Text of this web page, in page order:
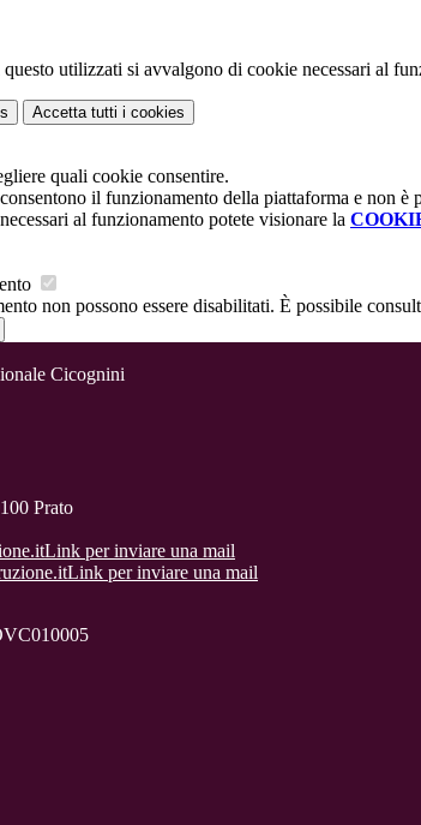
utilizzati si avvalgono di cookie necessari al
Accetta tutti i cookies
quali cookie consentire.
il funzionamento della piattaforma e non è
al funzionamento potete visionare la
non possono essere disabilitati. È possibile
Cicognini
Prato
Link per inviare una mail
Link per inviare una mail